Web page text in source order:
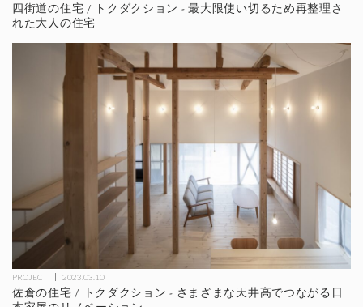
四街道の住宅 / トクダクション - 最大限使い切るため再整理さ
れた大人の住宅
PROJECT 2023.03.10
佐倉の住宅 / トクダクション - さまざまな天井高でつながる日